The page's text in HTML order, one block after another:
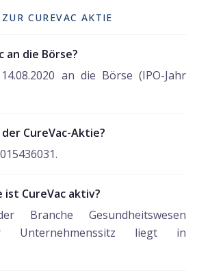
CUREVAC AKTIE
an die Börse?
an die Börse (IPO-Jahr
CureVac-Aktie?
ist CureVac aktiv?
Branche Gesundheitswesen
Unternehmenssitz liegt in